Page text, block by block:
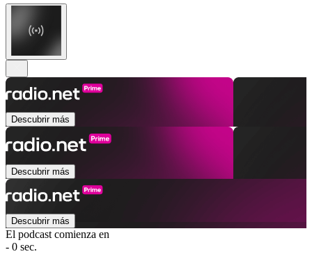
Descubrir más
Descubrir más
Descubrir más
El podcast comienza en
- 0 sec.